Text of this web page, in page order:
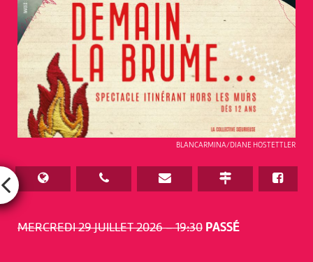
MERCREDI 29 JUILLET 2026 – 19:30 PASSÉ
BLANCARMINA/DIANE HOSTETTLER